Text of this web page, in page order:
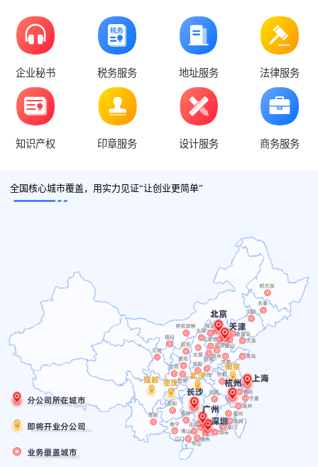
企业秘书 税务服务 地址服务 法律服务
知识产权 印章服务 设计服务 商务服务
全国核心城市覆盖，用实力见证“让创业更简单”